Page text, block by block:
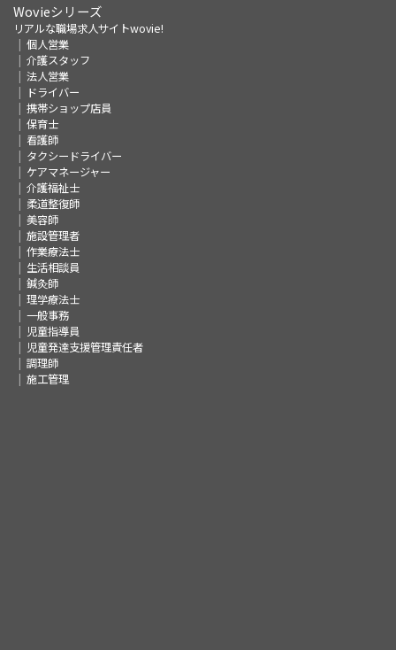
Wovieシリーズ
リアルな職場求人サイトwovie!
個人営業
介護スタッフ
法人営業
ドライバー
携帯ショップ店員
保育士
看護師
タクシードライバー
ケアマネージャー
介護福祉士
柔道整復師
美容師
施設管理者
作業療法士
生活相談員
鍼灸師
理学療法士
一般事務
児童指導員
児童発達支援管理責任者
調理師
施工管理